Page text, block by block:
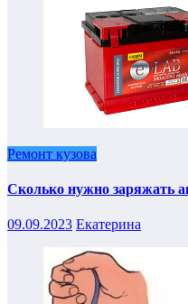
Ремонт кузова
Сколько нужно заряжать
09.09.2023 Екатерина